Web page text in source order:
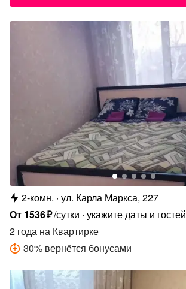
2-комн. ул. Карла Маркса, 227
От 1536₽/сутки укажите даты и гостей
2 года на Квартирке
30% вернётся бонусами